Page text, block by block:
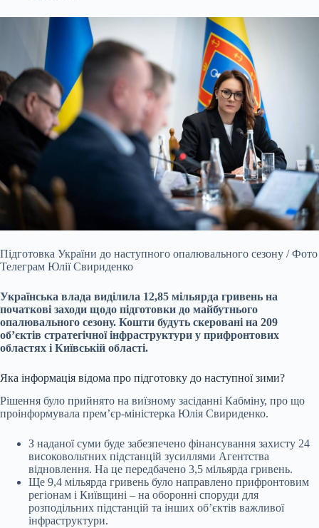
Підготовка України до наступного опалювального сезону / Фото
Телеграм Юлії Свириденко
Українська влада виділила 12,85 мільярда гривень на
початкові заходи щодо підготовки до майбутнього
опалювального сезону. Кошти будуть скеровані на 209
об’єктів стратегічної інфраструктури у прифронтових
областях і Київській області.
Яка інформація відома про підготовку до наступної зими?
Рішення було прийнято на виїзному засіданні Кабміну, про що
проінформувала прем’єр-міністерка Юлія Свириденко.
З наданої суми буде забезпечено фінансування захисту 24
високовольтних підстанцій зусиллями Агентства
відновлення. На це передбачено 3,5 мільярда гривень.
Ще 9,4 мільярда гривень було направлено прифронтовим
регіонам і Київщині – на оборонні споруди для
розподільних підстанцій та інших об’єктів важливої
інфраструктури.